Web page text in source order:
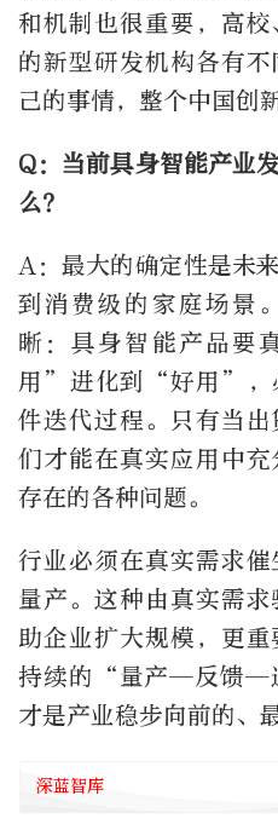
和机制也很重要，高
的新型研发机构各有
己的事情，整个中国创
Q：当前具身智能产业
么？
A：最大的确定性是未
到消费级的家庭场景
晰：具身智能产品要
用”进化到“好用”，
件迭代过程。只有当
们才能在真实应用中
存在的各种问题。
行业必须在真实需求
量产。这种由真实需
助企业扩大规模，更
持续的“量产—反馈—
才是产业稳步向前的、
深蓝智库